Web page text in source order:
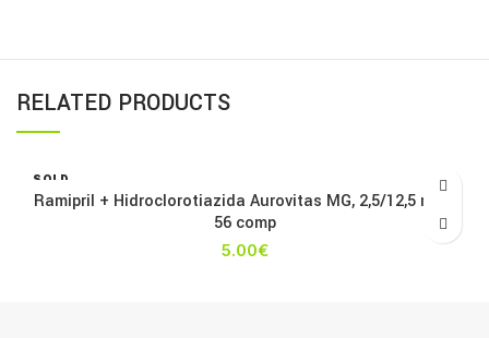
RELATED PRODUCTS
SOLD
OUT
Ramipril + Hidroclorotiazida Aurovitas MG, 2,5/12,5 mg x
56 comp
5.00€